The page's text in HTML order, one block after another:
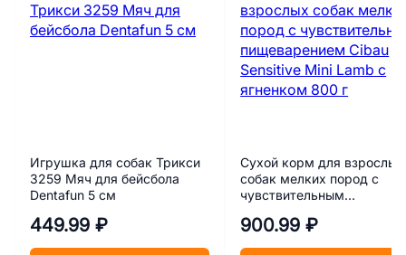
Игрушка для собак Трикси
3259 Мяч для бейсбола
Dentafun 5 см
449.99 ₽
Сухой корм для взрослых
собак мелких пород с
чувствительным
Sensitive Mini Lamb с
900.99 ₽